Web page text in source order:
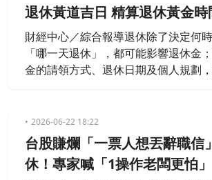
退休黃道吉日 精算退休黃金時
財經中心／綜合報導退休除了決定何
「哪一天退休」，都可能影響退休金
金的請領方式、退休日期及個人規劃
領，依標準金額按月領取；60歲提前
前5年，每提前1年、月領金額減少4%
0%；70歲延後請領，最多可延後5年
月領金額增加4%，最
2026-06-22 18:22
台股賺爛「一票人想丟辭職信
休！專家喊「1操作老闆更怕